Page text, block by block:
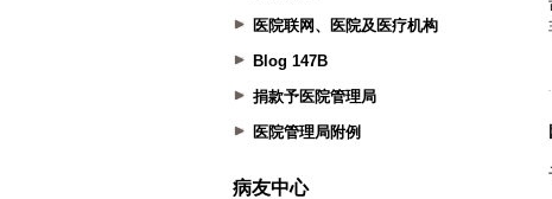
医院联网、医院及医疗机构
Blog 147B
捐款予医院管理局
医院管理局附例
病友中心